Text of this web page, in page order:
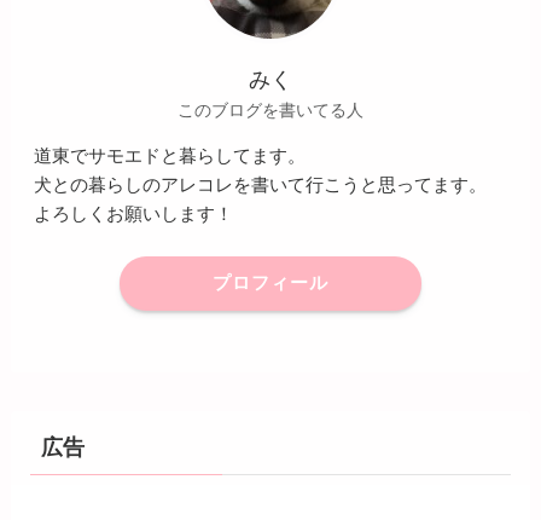
みく
このブログを書いてる人
道東でサモエドと暮らしてます。
犬との暮らしのアレコレを書いて行こうと思ってます。
よろしくお願いします！
プロフィール
広告